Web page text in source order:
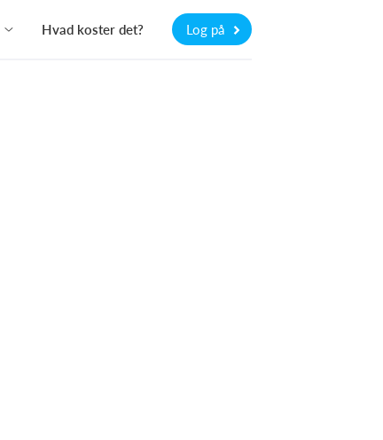
Hvad koster det? Log på